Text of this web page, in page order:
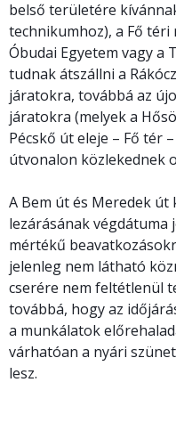
belső területére
technikumhoz), a Fő téri
Óbudai Egyetem vagy a
tudnak átszállni a
járatokra, továbbá az
járatokra (melyek a
Pécskő út eleje – Fő tér
útvonalon közlekednek
A Bem út és Meredek út
lezárásának
mértékű
jelenleg nem látható
cserére nem feltétlenül
továbbá, hogy az
a munkálatok
várhatóan a nyári
lesz.